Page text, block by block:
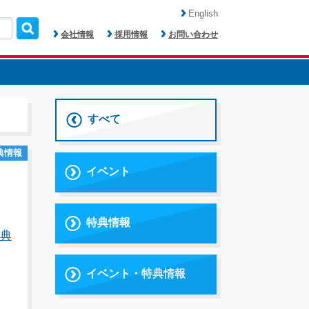
会社情報 採用情報 お問い合わせ
English
すべて
イベント
特典情報
イベント・特典情報
情報